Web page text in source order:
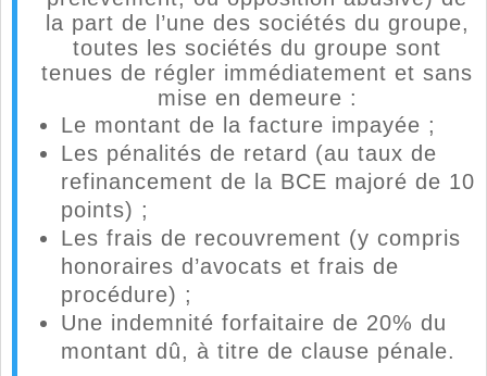
la part de l’une des sociétés du groupe,
toutes les sociétés du groupe sont
tenues de régler immédiatement et sans
mise en demeure :
Le montant de la facture impayée ;
Les pénalités de retard (au taux de
refinancement de la BCE majoré de 10
points) ;
Les frais de recouvrement (y compris
honoraires d’avocats et frais de
procédure) ;
Une indemnité forfaitaire de 20% du
montant dû, à titre de clause pénale.